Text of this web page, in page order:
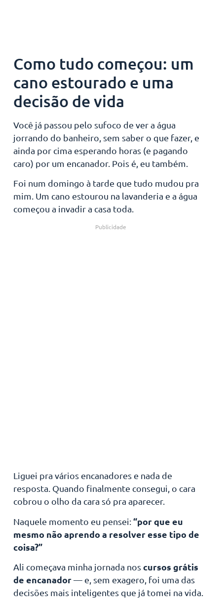
Como tudo começou: um
cano estourado e uma
decisão de vida
Você já passou pelo sufoco de ver a água
jorrando do banheiro, sem saber o que fazer, e
ainda por cima esperando horas (e pagando
caro) por um encanador. Pois é, eu também.
Foi num domingo à tarde que tudo mudou pra
mim. Um cano estourou na lavanderia e a água
começou a invadir a casa toda.
Publicidade
Liguei pra vários encanadores e nada de
resposta. Quando finalmente consegui, o cara
cobrou o olho da cara só pra aparecer.
Naquele momento eu pensei:“por que eu
mesmo não aprendo a resolver esse tipo de
coisa?”
Ali começava minha jornada noscursos grátis
de encanador— e, sem exagero, foi uma das
decisões mais inteligentes que já tomei na vida.